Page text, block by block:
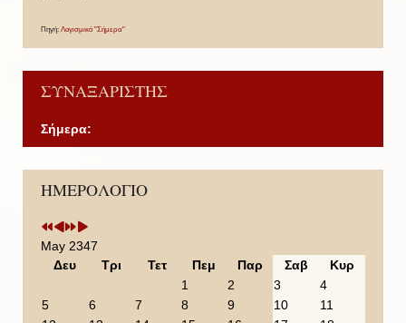
Πηγή: Λογισμικό "Σήμερα"
ΣΥΝΑΞΑΡΙΣΤΗΣ
Σήμερα:
ΗΜΕΡΟΛΟΓΙΟ
P
r
v
i
P
r
v
i
o
N
e
t
Y
e
N
e
t
M
May 2347
Δευ
Τρι Τετ Πεμ Παρ Σαβ
Κυρ
1
2 3
4
5
6 7 8 9 10
11